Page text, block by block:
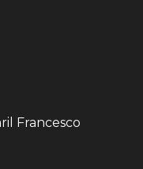
Francesco